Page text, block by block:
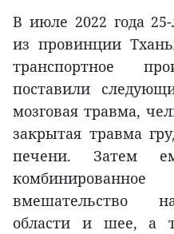
В июле 2022 года
из провинции
транспортное
поставили
мозговая травма,
закрытая травма
печени. Затем
вмешательство
области и шее, а